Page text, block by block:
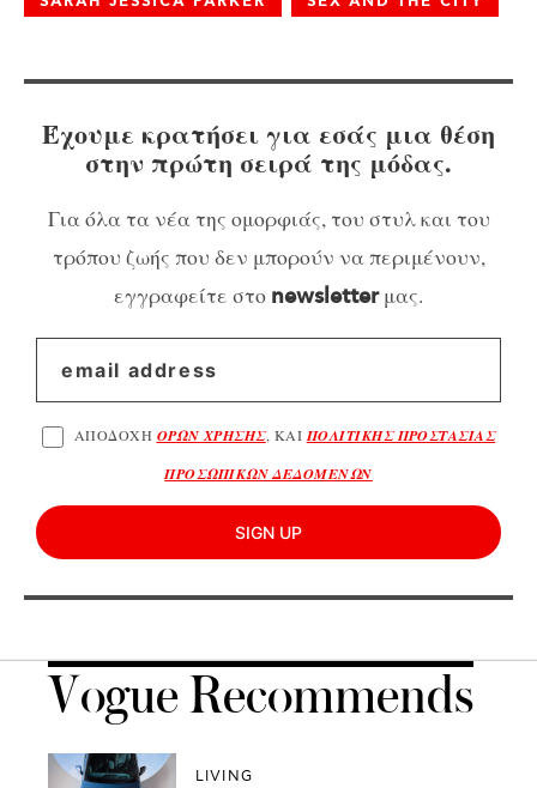
Έχουμε κρατήσει για εσάς μια θέση
στην πρώτη σειρά της μόδας.
Για όλα τα νέα της ομορφιάς, του στυλ και του
τρόπου ζωής που δεν μπορούν να περιμένουν,
εγγραφείτε στο newsletterμας.
ΑΠΟΔΟΧΗ ΟΡΩΝ ΧΡΗΣΗΣ, ΚΑΙ ΠΟΛΙΤΙΚΗΣ ΠΡΟΣΤΑΣΙΑΣ
ΠΡΟΣΩΠΙΚΩΝ ΔΕΔΟΜΕΝΩΝ
SIGN UP
Vogue Recommends
LIVING